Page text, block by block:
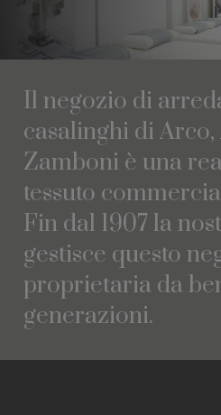
Il negozio di
casalinghi di Arco,
Zamboni è una
tessuto
Fin dal 1907 la
gestisce questo
proprietaria da
generazioni.